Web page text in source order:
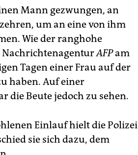
Mann gezwungen, an
um an eine von ihm
Wie der ranghohe
NachrichtenagenturAFPam
Tagen einer Frau auf der
haben. Auf einer
die Beute jedoch zu sehen.
Einlauf hielt die Polizei
sie sich dazu, dem